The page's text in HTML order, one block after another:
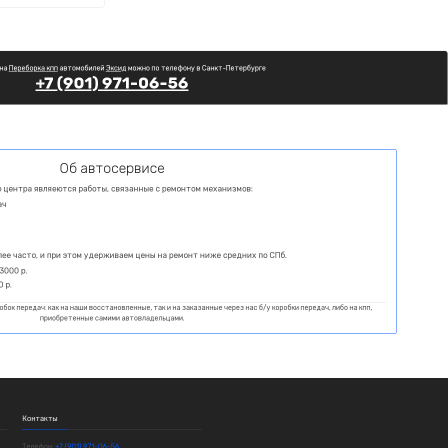
Переборка кпп автомобилей Эксид можно по телефону в Санкт-Петербурге
+7 (901) 971-06-56
Об автосервисе
являеются работы, связанные с ремонтом механизмов:
часто, и при этом удерживаем цены на ремонт ниже средних по СПб.
р.
р.
передач: как на наши восстановленные, так и на заказанные через нас б/у коробки передач, либо на кпп,
приобретенные самими автовладельцами.
Контакты